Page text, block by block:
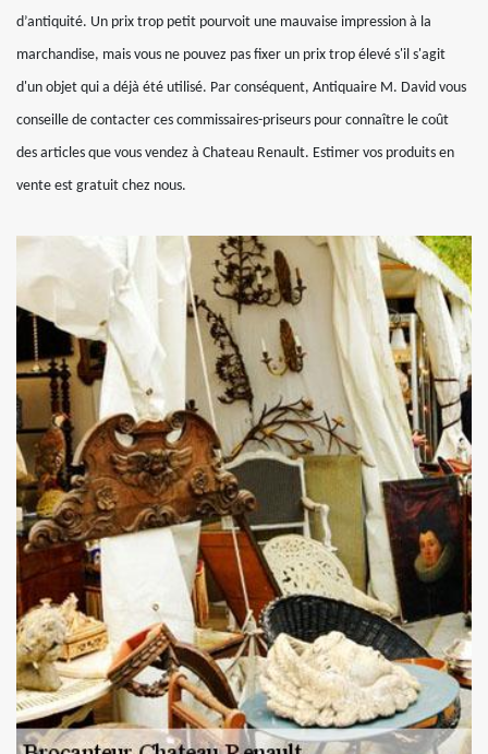
d’antiquité. Un prix trop petit pourvoit une mauvaise impression à la
marchandise, mais vous ne pouvez pas fixer un prix trop élevé s'il s'agit
d'un objet qui a déjà été utilisé. Par conséquent, Antiquaire M. David vous
conseille de contacter ces commissaires-priseurs pour connaître le coût
des articles que vous vendez à Chateau Renault. Estimer vos produits en
vente est gratuit chez nous.